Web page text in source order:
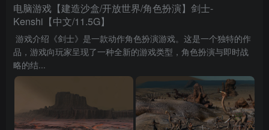
电脑游戏【建造沙盒/开放世界/角色扮演】剑士-
Kenshi【中文/11.5G】
游戏介绍《剑士》是一款动作角色扮演游戏。这是一个独特的作
品，游戏向玩家呈现了一种全新的游戏类型，角色扮演与即时战
略的结...